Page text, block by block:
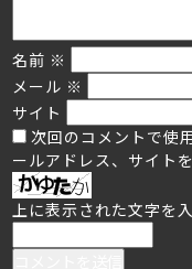
名前 ※
メール ※
サイト
次回のコメントで使
ールアドレス、サイト
上に表示された文字を